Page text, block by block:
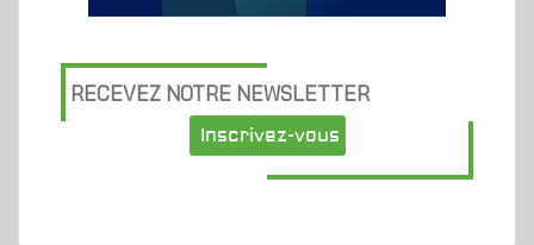
RECEVEZ NOTRE NEWSLETTER
Inscrivez-vous